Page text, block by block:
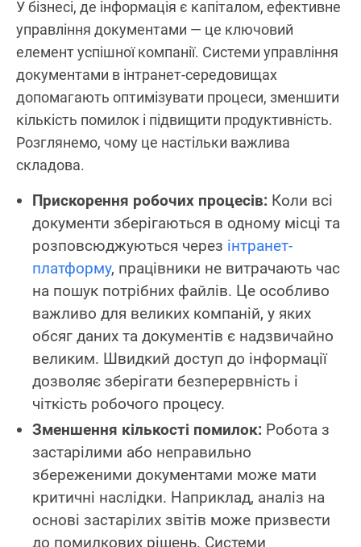
У бізнесі, де інформація є капіталом, ефективне
управління документами — це ключовий
елемент успішної компанії. Системи управління
документами в інтранет-середовищах
допомагають оптимізувати процеси, зменшити
кількість помилок і підвищити продуктивність.
Розглянемо, чому це настільки важлива
складова.
Прискорення робочих процесів: Коли всі
документи зберігаються в одному місці та
розповсюджуються через інтранет-
платформу, працівники не витрачають час
на пошук потрібних файлів. Це особливо
важливо для великих компаній, у яких
обсяг даних та документів є надзвичайно
великим. Швидкий доступ до інформації
дозволяє зберігати безперервність і
чіткість робочого процесу.
Зменшення кількості помилок: Робота з
застарілими або неправильно
збереженими документами може мати
критичні наслідки. Наприклад, аналіз на
основі застарілих звітів може призвести
до помилкових рішень. Системи